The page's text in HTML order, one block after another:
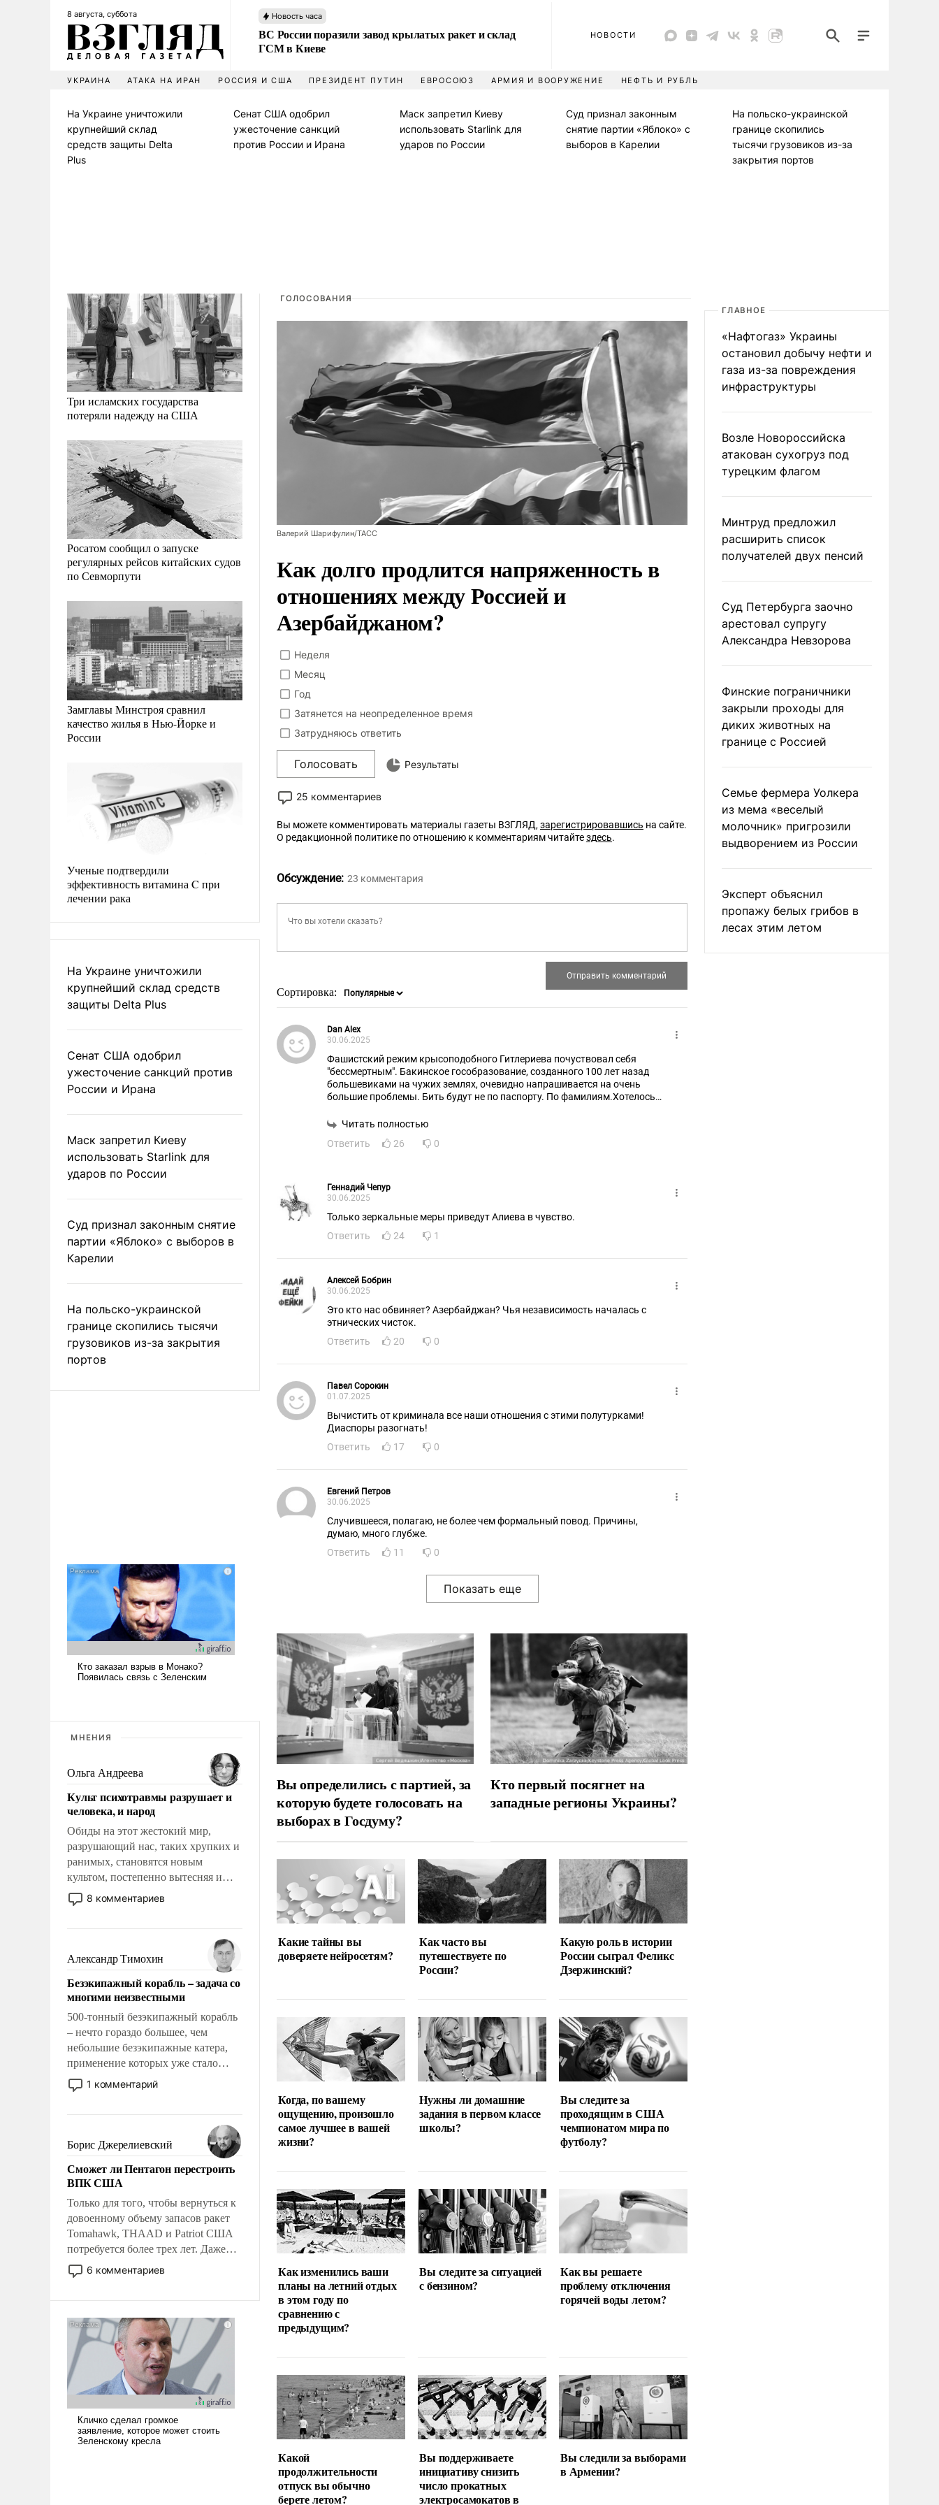
8 августа, суббота Новость часа
ВС России поразили завод крылатых ракет и склад
ГСМ в Киеве
НОВОСТИ
УКРАИНА АТАКА НА ИРАН РОССИЯ И США ПРЕЗИДЕНТ ПУТИН ЕВРОСОЮЗ АРМИЯ И ВООРУЖЕНИЕ НЕФТЬ И РУБЛЬ
На Украине уничтожили
крупнейший склад
средств защиты Delta
Plus
Сенат США одобрил
ужесточение санкций
против России и Ирана
Маск запретил Киеву
использовать Starlink для
ударов по России
Суд признал законным
снятие партии «Яблоко» с
выборов в Карелии
На польско-украинской
границе скопились
тысячи грузовиков из-за
закрытия портов
Три исламских государства
потеряли надежду на США
Росатом сообщил о запуске
регулярных рейсов китайских судов
по Севморпути
Замглавы Минстроя сравнил
качество жилья в Нью-Йорке и
России
Ученые подтвердили
эффективность витамина C при
лечении рака
На Украине уничтожили
крупнейший склад средств
защиты Delta Plus
Сенат США одобрил
ужесточение санкций против
России и Ирана
Маск запретил Киеву
использовать Starlink для
ударов по России
Суд признал законным снятие
партии «Яблоко» с выборов в
Карелии
На польско-украинской
границе скопились тысячи
грузовиков из-за закрытия
портов
МНЕНИЯ
Ольга Андреева
Культ психотравмы разрушает и
человека, и народ
Обиды на этот жестокий мир,
разрушающий нас, таких хрупких и
ранимых, становятся новым
культом, постепенно вытесняя и
отменяя традиционное требование к
человеку – быть мужественным и
на себя ответственность, помогать
слабым, идти вперед и
адаптироваться.
8 комментариев
Александр Тимохин
Безэкипажный корабль – задача со
многими неизвестными
500-тонный безэкипажный корабль
– нечто гораздо большее, чем
небольшие безэкипажные катера,
применение которых уже стало
обыденностью. Задача по созданию
такого корабля очень сложна и
реализация радикально поднимет
наши боевые возможности.
1 комментарий
Борис Джерелиевский
Сможет ли Пентагон перестроить
ВПК США
Только для того, чтобы вернуться к
довоенному объему запасов ракет
Tomahawk, THAAD и Patriot США
потребуется более трех лет. Даже
небольшая война с Ираном
опустошила американские
уязвимости США, например, перед
Китаем.
6 комментариев
ГОЛОСОВАНИЯ
Валерий Шарифулин/ТАСС
Как долго продлится напряженность в
отношениях между Россией и
Азербайджаном?
Неделя
Месяц
Год
Затянется на неопределенное время
Затрудняюсь ответить
Голосовать Результаты
25 комментариев
Вы можете комментировать материалы газеты ВЗГЛЯД, зарегистрировавшись на сайте.
О редакционной политике по отношению к комментариям читайтездесь.
Обсуждение: 23 комментария
Сортировка:
Dan Alex
30.06.2025
Фашистский режим крысоподобного Гитлериева почуствовал себя
"бессмертным". Бакинское гособразование, созданного 100 лет назад
большевиками на чужих землях, очевидно напрашивается на очень
большие проблемы. Бить будут не по паспорту. По фамилиям.Хотелось
руководство. Таких "друзей", за..
Читать полностью
Ответить
26 0
Геннадий Чепур
30.06.2025
Только зеркальные меры приведут Алиева в чувство.
Ответить
24 1
Алексей Бобрин
30.06.2025
Это кто нас обвиняет? Азербайджан? Чья независимость началась с
этнических чисток.
Ответить
20 0
Павел Сорокин
01.07.2025
Вычистить от криминала все наши отношения с этими полутурками!
Диаспоры разогнать!
Ответить
17 0
Евгений Петров
30.06.2025
Случившееся, полагаю, не более чем формальный повод. Причины,
думаю, много глубже.
Ответить
11 0
Вы определились с партией, за
которую будете голосовать на
выборах в Госдуму?
Кто первый посягнет на
западные регионы Украины?
Какие тайны вы
доверяете нейросетям?
Как часто вы
путешествуете по
России?
Какую роль в истории
России сыграл Феликс
Дзержинский?
Когда, по вашему
ощущению, произошло
самое лучшее в вашей
жизни?
Нужны ли домашние
задания в первом классе
школы?
Вы следите за
проходящим в США
чемпионатом мира по
футболу?
Как изменились ваши
планы на летний отдых
в этом году по
сравнению с
предыдущим?
Вы следите за ситуацией
с бензином?
Как вы решаете
проблему отключения
горячей воды летом?
Какой
продолжительности
отпуск вы обычно
берете летом?
Вы поддерживаете
инициативу снизить
число прокатных
электросамокатов в
Вы следили за выборами
в Армении?
ГЛАВНОЕ
«Нафтогаз» Украины
остановил добычу нефти и
газа из-за повреждения
инфраструктуры
Возле Новороссийска
атакован сухогруз под
турецким флагом
Минтруд предложил
расширить список
получателей двух пенсий
Суд Петербурга заочно
арестовал супругу
Александра Невзорова
Финские пограничники
закрыли проходы для
диких животных на
границе с Россией
Семье фермера Уолкера
из мема «веселый
молочник» пригрозили
выдворением из России
Эксперт объяснил
пропажу белых грибов в
лесах этим летом